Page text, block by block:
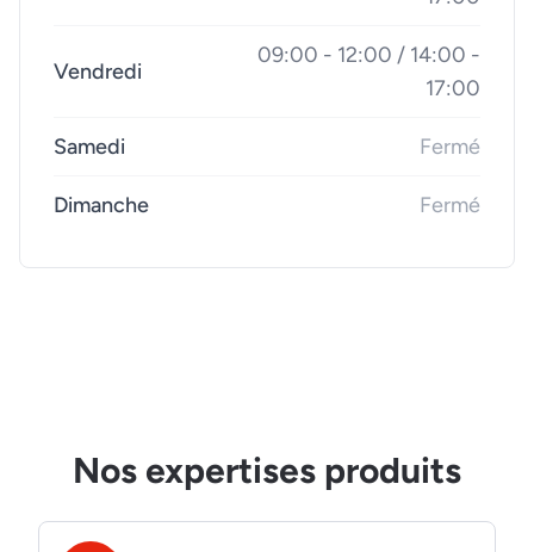
Vendredi
09:00 - 12:00 / 14:00 -
17:00
Samedi Fermé
Dimanche Fermé
Nos expertises produits